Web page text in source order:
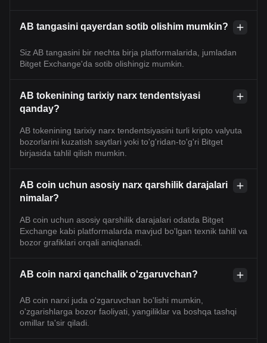
AB tangasini qayerdan sotib olishim mumkin?
Siz AB tangasini bir nechta birja platformalarida, jumladan
Bitget Exchange'da sotib olishingiz mumkin.
AB tokenining tarixiy narx tendentsiyasi
qanday?
AB tokenining tarixiy narx tendentsiyasini turli kripto valyuta
bozorlarini kuzatish saytlari yoki to'g'ridan-to'g'ri Bitget
birjasida tahlil qilish mumkin.
AB coin uchun asosiy narx qarshilik darajalari
nimalar?
AB coin uchun asosiy qarshilik darajalari odatda Bitget
Exchange kabi platformalarda mavjud bo'lgan texnik tahlil va
bozor grafiklari orqali aniqlanadi.
AB coin narxi qanchalik o'zgaruvchan?
AB coin narxi juda o'zgaruvchan bo'lishi mumkin,
o'zgarishlarga bozor faoliyati, yangiliklar va boshqa tashqi
omillar ta'sir qiladi.